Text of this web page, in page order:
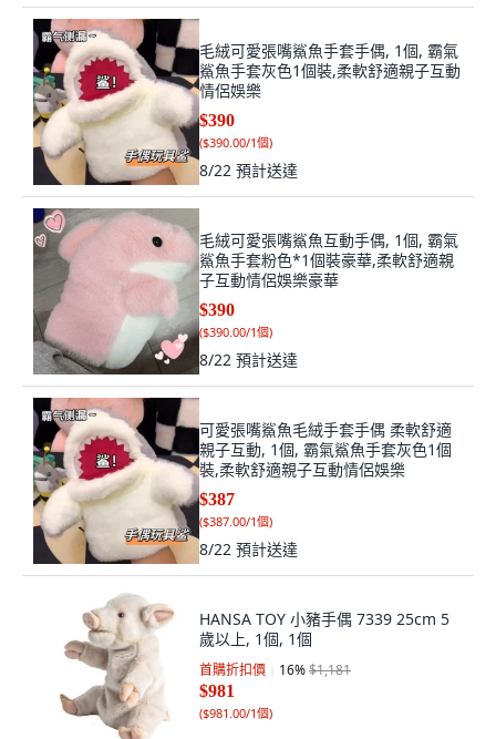
毛絨可愛張嘴鯊魚手套手偶, 1個, 霸氣
鯊魚手套灰色1個裝,柔軟舒適親子互動
情侶娛樂
$390
($390.00/1個)
8/22 預計送達
毛絨可愛張嘴鯊魚互動手偶, 1個, 霸氣
鯊魚手套粉色*1個裝豪華,柔軟舒適親
子互動情侶娛樂豪華
$390
($390.00/1個)
8/22 預計送達
可愛張嘴鯊魚毛絨手套手偶 柔軟舒適
親子互動, 1個, 霸氣鯊魚手套灰色1個
裝,柔軟舒適親子互動情侶娛樂
$387
($387.00/1個)
8/22 預計送達
HANSA TOY 小豬手偶 7339 25cm 5
歲以上, 1個, 1個
首購折扣價 16%$1,181
$981
($981.00/1個)